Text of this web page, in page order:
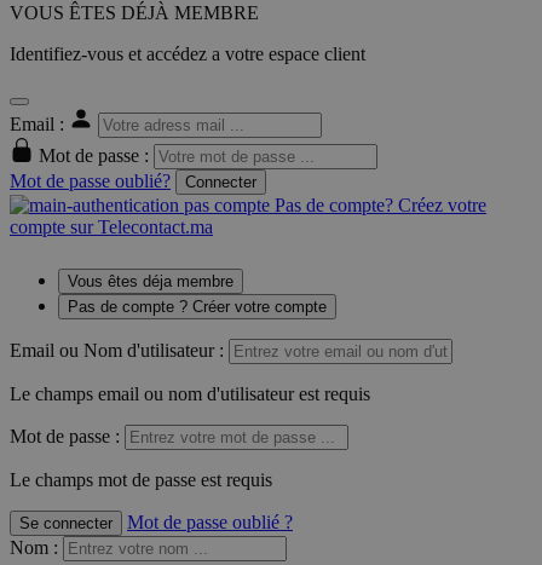
VOUS ÊTES DÉJÀ MEMBRE
Identifiez-vous et accédez a votre espace client
Email :
Mot de passe :
Mot de passe oublié?
Connecter
Pas de compte? Créez votre
compte sur Telecontact.ma
Vous êtes déja membre
Pas de compte ? Créer votre compte
Email ou Nom d'utilisateur :
Le champs email ou nom d'utilisateur est requis
Mot de passe :
Le champs mot de passe est requis
Se connecter
Mot de passe oublié ?
Nom :